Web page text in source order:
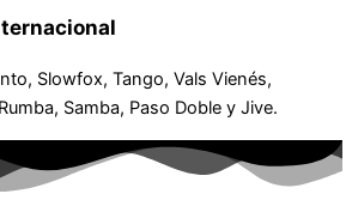
Slowfox, Tango, Vals Vienés,
Samba, Paso Doble y Jive.